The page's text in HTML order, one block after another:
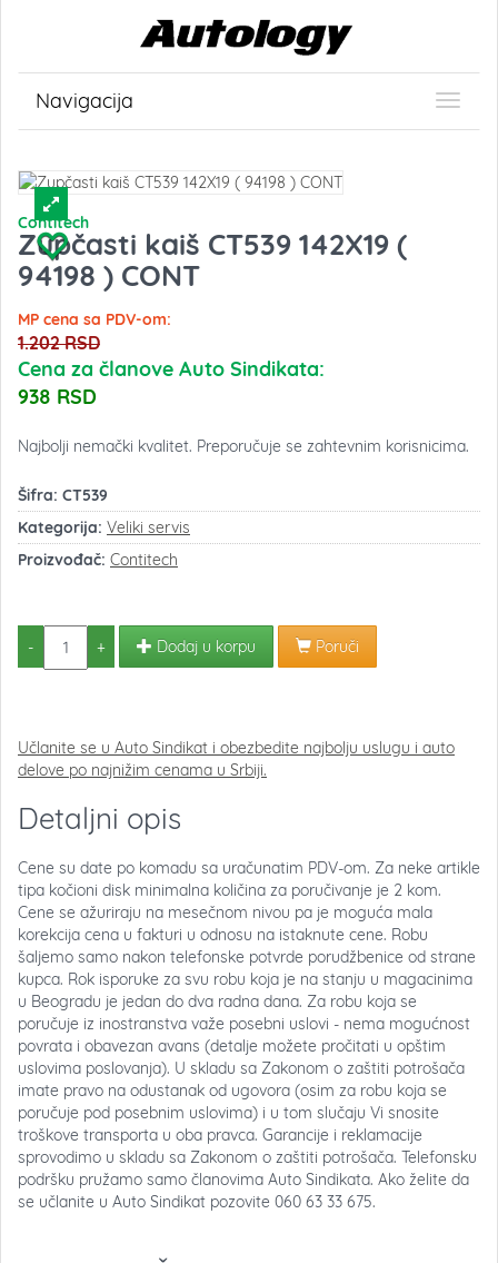
Navigacija
Contitech
Zupčasti kaiš CT539 142X19 (
94198 ) CONT
MP cena sa PDV-om:
1.202 RSD
Cena za članove Auto Sindikata:
938 RSD
Najbolji nemački kvalitet. Preporučuje se zahtevnim korisnicima.
Šifra: CT539
Kategorija: Veliki servis
Proizvođač: Contitech
- + Dodaj u korpu Poruči
Učlanite se u Auto Sindikat i obezbedite najbolju uslugu i auto
delove po najnižim cenama u Srbiji.
Detaljni opis
Cene su date po komadu sa uračunatim PDV-om. Za neke artikle
tipa kočioni disk minimalna količina za poručivanje je 2 kom.
Cene se ažuriraju na mesečnom nivou pa je moguća mala
korekcija cena u fakturi u odnosu na istaknute cene. Robu
šaljemo samo nakon telefonske potvrde porudžbenice od strane
kupca. Rok isporuke za svu robu koja je na stanju u magacinima
u Beogradu je jedan do dva radna dana. Za robu koja se
poručuje iz inostranstva važe posebni uslovi - nema mogućnost
povrata i obavezan avans (detalje možete pročitati u opštim
uslovima poslovanja). U skladu sa Zakonom o zaštiti potrošača
imate pravo na odustanak od ugovora (osim za robu koja se
poručuje pod posebnim uslovima) i u tom slučaju Vi snosite
troškove transporta u oba pravca. Garancije i reklamacije
sprovodimo u skladu sa Zakonom o zaštiti potrošača. Telefonsku
podršku pružamo samo članovima Auto Sindikata. Ako želite da
se učlanite u Auto Sindikat pozovite 060 63 33 675.